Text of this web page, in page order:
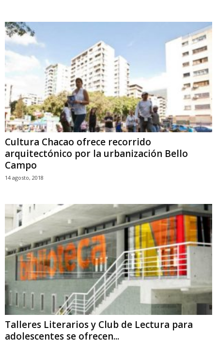
Cultura Chacao ofrece recorrido
arquitectónico por la urbanización Bello
Campo
14 agosto, 2018
Talleres Literarios y Club de Lectura para
adolescentes se ofrecen...